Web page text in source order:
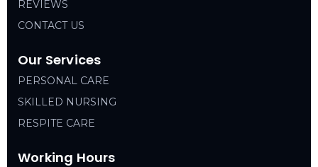
REVIEWS
CONTACT US
Our Services
PERSONAL CARE
SKILLED NURSING
RESPITE CARE
Working Hours